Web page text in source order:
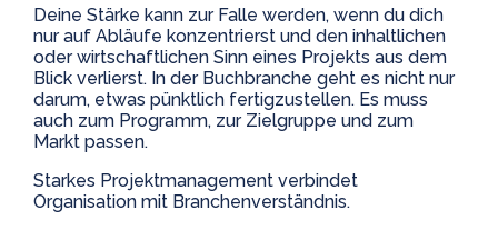
Deine Stärke kann zur Falle werden, wenn du dich
nur auf Abläufe konzentrierst und den inhaltlichen
oder wirtschaftlichen Sinn eines Projekts aus dem
Blick verlierst. In der Buchbranche geht es nicht nur
darum, etwas pünktlich fertigzustellen. Es muss
auch zum Programm, zur Zielgruppe und zum
Markt passen.
Starkes Projektmanagement verbindet
Organisation mit Branchenverständnis.